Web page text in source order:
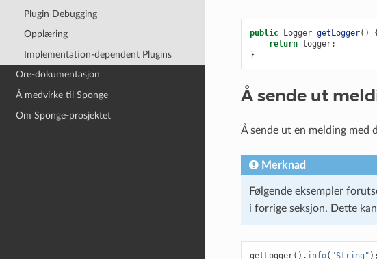
Plugin Debugging
Opplæring
Implementation-dependent Plugins
Ore-dokumentasjon
Å medvirke til Sponge
Om Sponge-prosjektet
public Logger getLogger()
return logger;
}
Å sende ut
Å sende ut en melding med
Merknad
Følgende eksempler
i forrige seksjon. Dette
getLogger(). info( "String" );